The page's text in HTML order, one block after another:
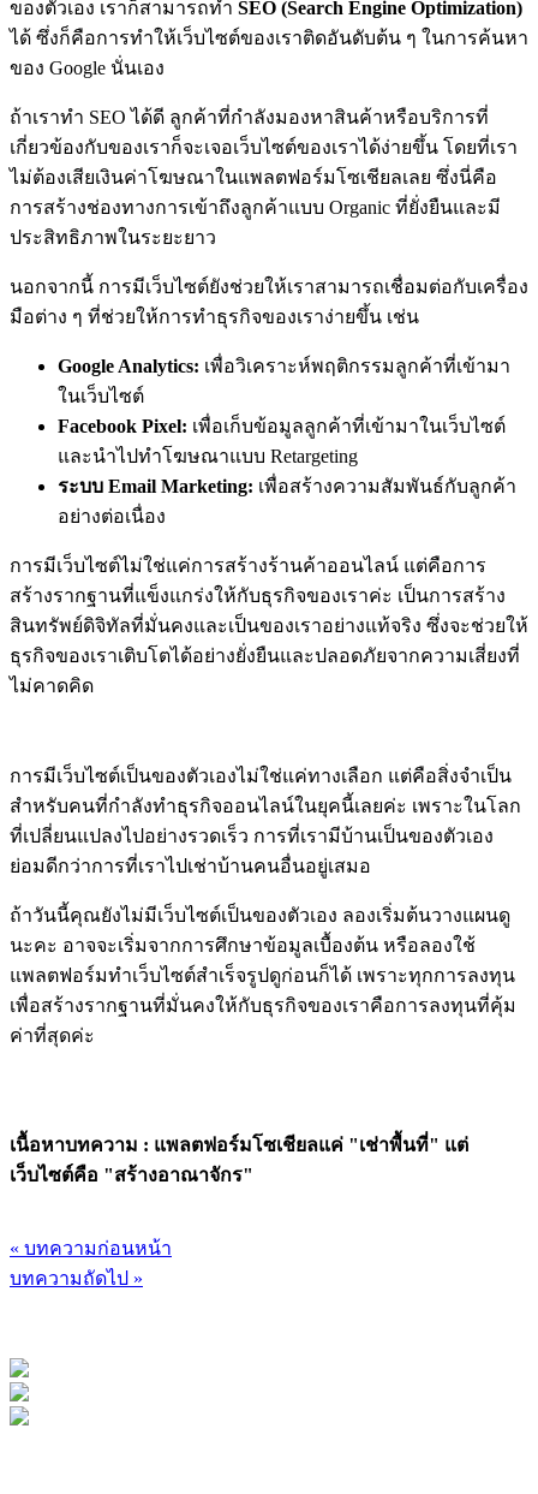
ของตัวเอง เราก็สามารถทำ SEO (Search Engine Optimization)
ได้ ซึ่งก็คือการทำให้เว็บไซต์ของเราติดอันดับต้น ๆ ในการค้นหา
ของ Google นั่นเอง
ถ้าเราทำ SEO ได้ดี ลูกค้าที่กำลังมองหาสินค้าหรือบริการที่
เกี่ยวข้องกับของเราก็จะเจอเว็บไซต์ของเราได้ง่ายขึ้น โดยที่เรา
ไม่ต้องเสียเงินค่าโฆษณาในแพลตฟอร์มโซเชียลเลย ซึ่งนี่คือ
การสร้างช่องทางการเข้าถึงลูกค้าแบบ Organic ที่ยั่งยืนและมี
ประสิทธิภาพในระยะยาว
นอกจากนี้ การมีเว็บไซต์ยังช่วยให้เราสามารถเชื่อมต่อกับเครื่อง
มือต่าง ๆ ที่ช่วยให้การทำธุรกิจของเราง่ายขึ้น เช่น
Google Analytics: เพื่อวิเคราะห์พฤติกรรมลูกค้าที่เข้ามา
ในเว็บไซต์
Facebook Pixel: เพื่อเก็บข้อมูลลูกค้าที่เข้ามาในเว็บไซต์
และนำไปทำโฆษณาแบบ Retargeting
ระบบ Email Marketing: เพื่อสร้างความสัมพันธ์กับลูกค้า
อย่างต่อเนื่อง
การมีเว็บไซต์ไม่ใช่แค่การสร้างร้านค้าออนไลน์ แต่คือการ
สร้างรากฐานที่แข็งแกร่งให้กับธุรกิจของเราค่ะ เป็นการสร้าง
สินทรัพย์ดิจิทัลที่มั่นคงและเป็นของเราอย่างแท้จริง ซึ่งจะช่วยให้
ธุรกิจของเราเติบโตได้อย่างยั่งยืนและปลอดภัยจากความเสี่ยงที่
ไม่คาดคิด
การมีเว็บไซต์เป็นของตัวเองไม่ใช่แค่ทางเลือก แต่คือสิ่งจำเป็น
สำหรับคนที่กำลังทำธุรกิจออนไลน์ในยุคนี้เลยค่ะ เพราะในโลก
ที่เปลี่ยนแปลงไปอย่างรวดเร็ว การที่เรามีบ้านเป็นของตัวเอง
ย่อมดีกว่าการที่เราไปเช่าบ้านคนอื่นอยู่เสมอ
ถ้าวันนี้คุณยังไม่มีเว็บไซต์เป็นของตัวเอง ลองเริ่มต้นวางแผนดู
นะคะ อาจจะเริ่มจากการศึกษาข้อมูลเบื้องต้น หรือลองใช้
แพลตฟอร์มทำเว็บไซต์สำเร็จรูปดูก่อนก็ได้ เพราะทุกการลงทุน
เพื่อสร้างรากฐานที่มั่นคงให้กับธุรกิจของเราคือการลงทุนที่คุ้ม
ค่าที่สุดค่ะ
เนื้อหาบทความ : แพลตฟอร์มโซเชียลแค่ "เช่าพื้นที่" แต่
เว็บไซต์คือ "สร้างอาณาจักร"
« บทความก่อนหน้า
บทความถัดไป »